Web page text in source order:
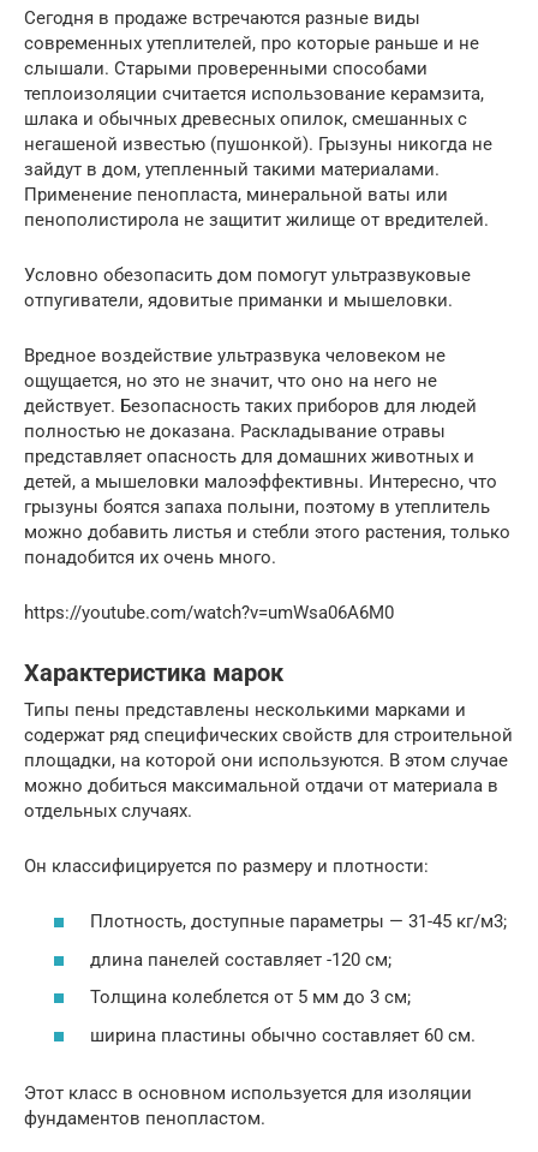
Сегодня в продаже встречаются разные виды
современных утеплителей, про которые раньше и не
слышали. Старыми проверенными способами
теплоизоляции считается использование керамзита,
шлака и обычных древесных опилок, смешанных с
негашеной известью (пушонкой). Грызуны никогда не
зайдут в дом, утепленный такими материалами.
Применение пенопласта, минеральной ваты или
пенополистирола не защитит жилище от вредителей.
Условно обезопасить дом помогут ультразвуковые
отпугиватели, ядовитые приманки и мышеловки.
Вредное воздействие ультразвука человеком не
ощущается, но это не значит, что оно на него не
действует. Безопасность таких приборов для людей
полностью не доказана. Раскладывание отравы
представляет опасность для домашних животных и
детей, а мышеловки малоэффективны. Интересно, что
грызуны боятся запаха полыни, поэтому в утеплитель
можно добавить листья и стебли этого растения, только
понадобится их очень много.
https://youtube.com/watch?v=umWsa06A6M0
Характеристика марок
Типы пены представлены несколькими марками и
содержат ряд специфических свойств для строительной
площадки, на которой они используются. В этом случае
можно добиться максимальной отдачи от материала в
отдельных случаях.
Он классифицируется по размеру и плотности:
Плотность, доступные параметры — 31-45 кг/м3;
длина панелей составляет -120 см;
Толщина колеблется от 5 мм до 3 см;
ширина пластины обычно составляет 60 см.
Этот класс в основном используется для изоляции
фундаментов пенопластом.